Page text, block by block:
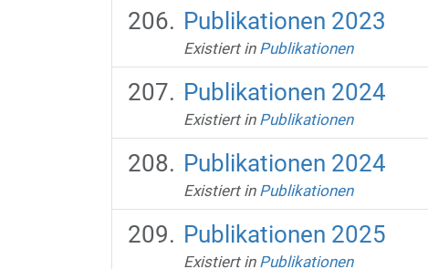
Publikationen 2023
Existiert in Publikationen
Publikationen 2024
Existiert in Publikationen
Publikationen 2024
Existiert in Publikationen
Publikationen 2025
Existiert in Publikationen